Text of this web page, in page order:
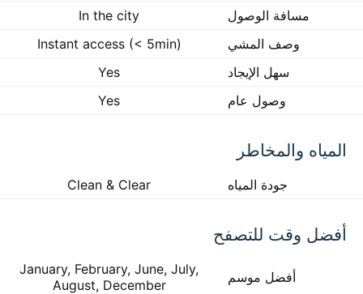
مسافة الوصول
In the city
وصف المشي
Instant access (< 5min)
سهل الإيجاد
Yes
وصول عام
Yes
المياه والمخاطر
جودة المياه Clean & Clear
أفضل وقت للتصفح
أفضل موسم
January, February, June, July,
August, December